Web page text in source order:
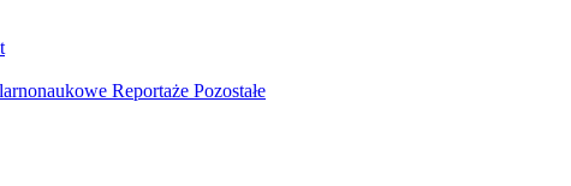
Reportaże Pozostałe